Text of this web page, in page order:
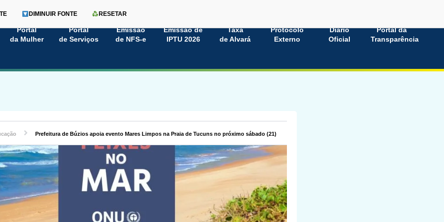
Portal
da Mulher
Portal
de Serviços
Emissão
de NFS-e
Emissão de
IPTU 2026
Taxa
de Alvará
Protocolo
Externo
Diário
Oficial
Portal da
Transparência
DIMINUIR FONTE RESETAR
Prefeitura de Búzios apoia evento Mares Limpos na Praia de Tucuns no próximo sábado (21)